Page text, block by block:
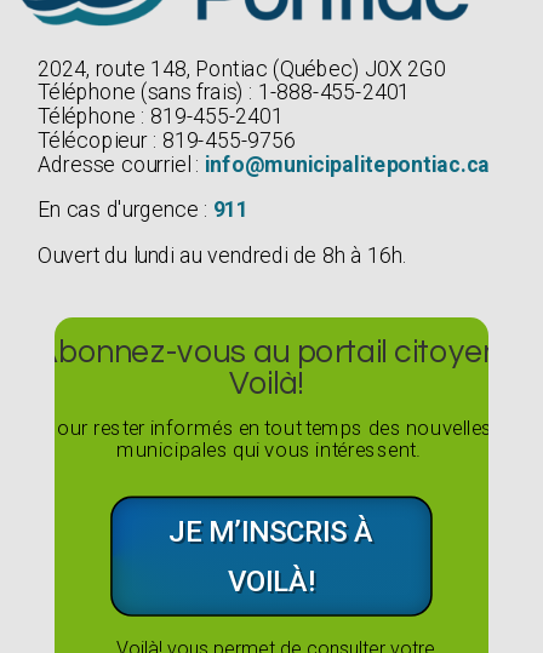
2024, route 148, Pontiac (Québec) J0X 2G0
Téléphone (sans frais) : 1-888-455-2401
Téléphone : 819-455-2401
Télécopieur : 819-455-9756
Adresse courriel : info@municipalitepontiac.ca
En cas d'urgence : 911
Ouvert du lundi au vendredi de 8h à 16h.
Abonnez-vous au portail citoyen
Voilà!
Pour rester informés en tout temps des nouvelles
municipales qui vous intéressent.
JE M’INSCRIS À
VOILÀ!